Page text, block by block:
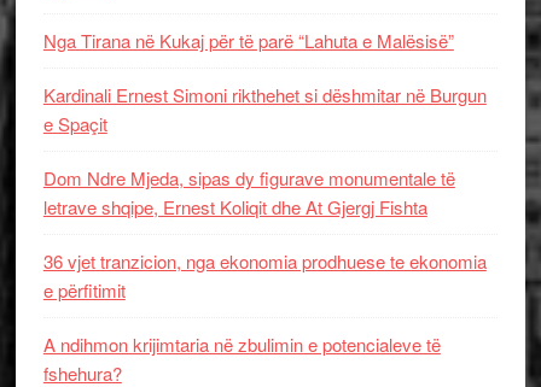
Nga Tirana në Kukaj për të parë “Lahuta e Malësisë”
Kardinali Ernest Simoni rikthehet si dëshmitar në Burgun
e Spaçit
Dom Ndre Mjeda, sipas dy figurave monumentale të
letrave shqipe, Ernest Koliqit dhe At Gjergj Fishta
36 vjet tranzicion, nga ekonomia prodhuese te ekonomia
e përfitimit
A ndihmon krijimtaria në zbulimin e potencialeve të
fshehura?